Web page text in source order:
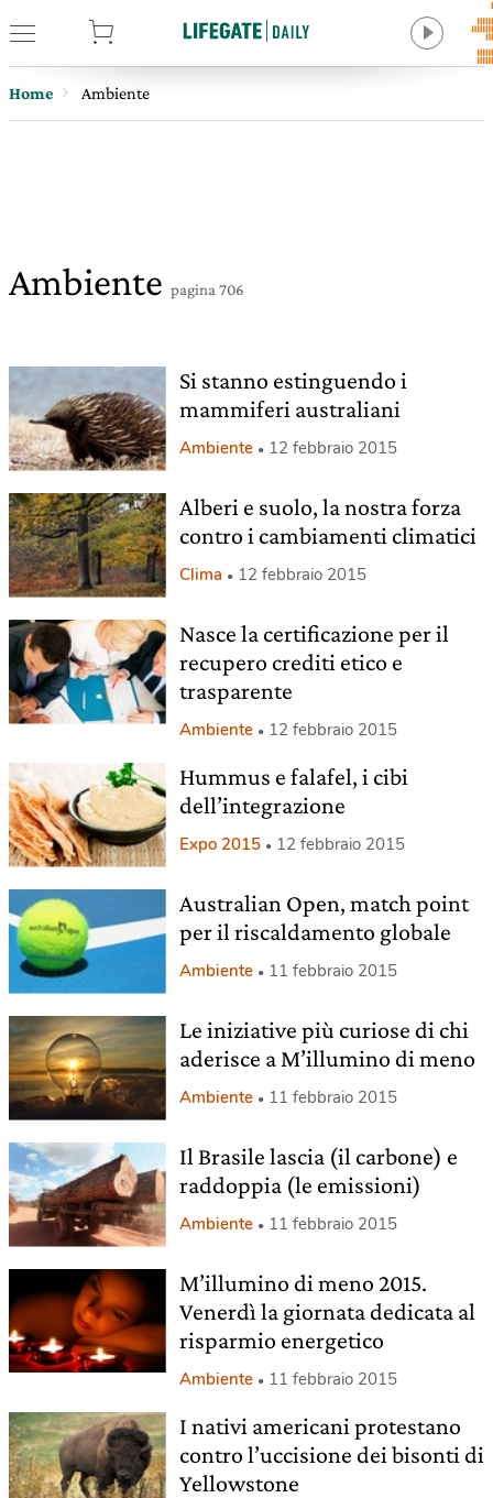
Home Ambiente
Ambiente pagina 706
Si stanno estinguendo i
mammiferi australiani
Ambiente 12 febbraio 2015
Alberi e suolo, la nostra forza
contro i cambiamenti climatici
Clima 12 febbraio 2015
Nasce la certificazione per il
recupero crediti etico e
trasparente
Ambiente 12 febbraio 2015
Hummus e falafel, i cibi
dell’integrazione
Expo 2015 12 febbraio 2015
Australian Open, match point
per il riscaldamento globale
Ambiente 11 febbraio 2015
Le iniziative più curiose di chi
aderisce a M’illumino di meno
Ambiente 11 febbraio 2015
Il Brasile lascia (il carbone) e
raddoppia (le emissioni)
Ambiente 11 febbraio 2015
M’illumino di meno 2015.
Venerdì la giornata dedicata al
risparmio energetico
Ambiente 11 febbraio 2015
I nativi americani protestano
contro l’uccisione dei bisonti di
Yellowstone